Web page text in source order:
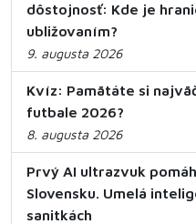
dôstojnosť: Kde je
ubližovaním?
9. augusta 2026
Kvíz: Pamätáte si
futbale 2026?
8. augusta 2026
Prvý AI ultrazvuk
Slovensku. Umelá
sanitkách